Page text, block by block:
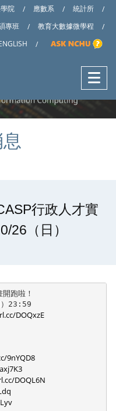
院 / 應數系 / 統計所
/
專班 / 教育大數據微學程
/
/
行政人才實
26（日）
跑啦！
）23:59
DOQxzE
9nYQD8
DOQL6N